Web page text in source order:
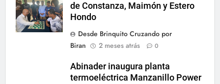
de Constanza, Maimón y Estero
Hondo
Desde Brinquito Cruzando por
Biran
2 meses atrás 0
Abinader inaugura planta
termoeléctrica Manzanillo Power